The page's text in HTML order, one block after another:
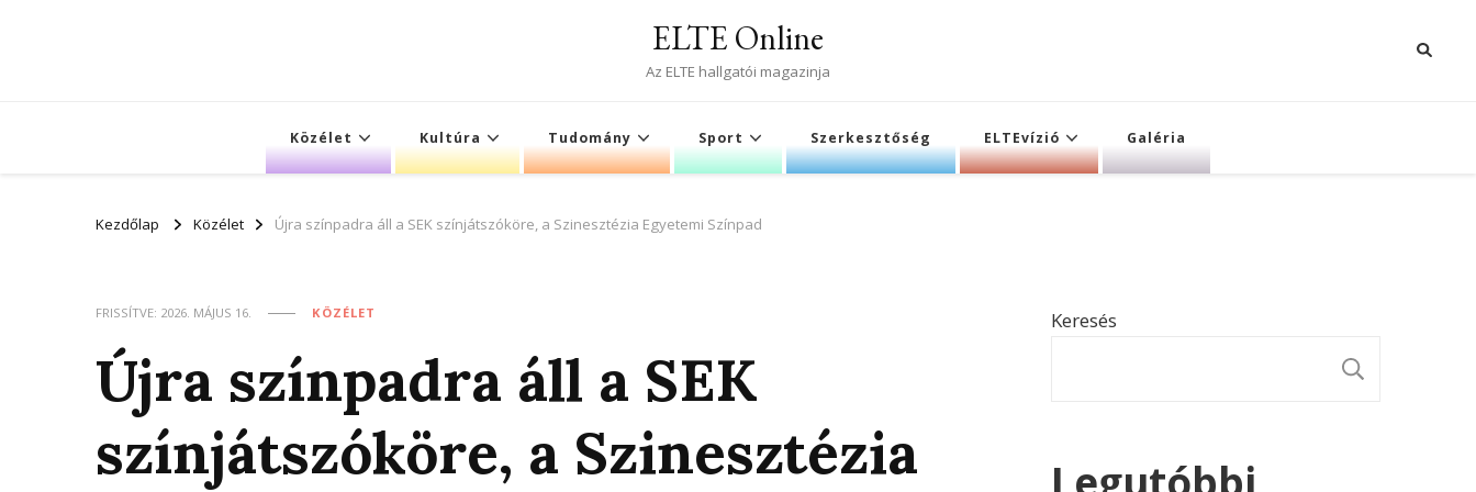
ELTE Online
Az ELTE hallgatói magazinja
Közélet Kultúra Tudomány Sport Szerkesztőség ELTEvízió Galéria
Kezdőlap Közélet Újra színpadra áll a SEK színjátszóköre, a Szinesztézia Egyetemi Színpad
FRISSÍTVE: 2026. MÁJUS 16. KÖZÉLET
Újra színpadra áll a SEK
színjátszóköre, a Szinesztézia
Keresés